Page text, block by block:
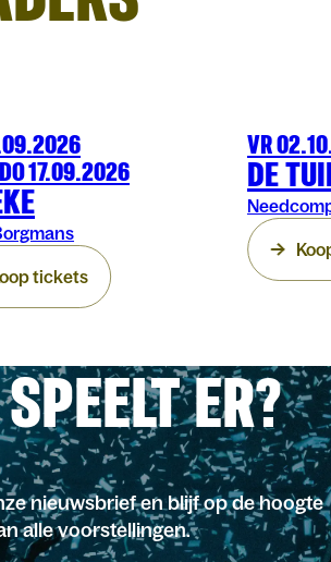
ARENBERG
DO 17.09.2026
tickets
THEATER
VR
DE
ER?
nieuwsbrief en blijf op de hoogte
alle voorstellingen.